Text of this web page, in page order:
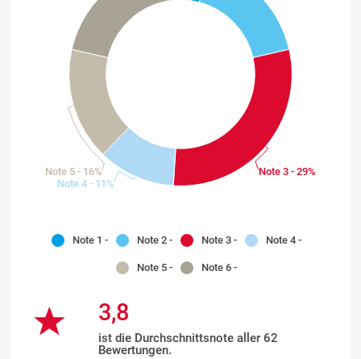
Note 3 - 29%
Note 4 - 11%
Note 5 - 16%
Note 1 - Note 2 - Note 3 - Note 4 -
Note 5 - Note 6 -
3,8
ist die Durchschnittsnote aller 62
Bewertungen.